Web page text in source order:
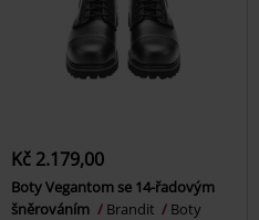
Kč 2.179,00
Boty Vegantom se 14-řadovým
šněrováním
Brandit Boty